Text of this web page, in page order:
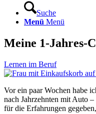
Suche
Menü Menü
Meine 1-Jahres-
Lernen im Beruf
Vor ein paar Wochen habe
nach Jahrzehnten mit Auto
für die Erfahrungen